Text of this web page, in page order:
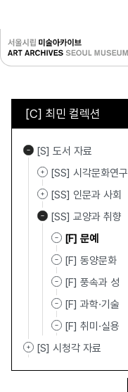
[C] 최민 컬렉션
[S] 도서 자료
[SS] 시각문화연구
[SS] 인문과 사회
[SS] 교양과 취향
[F] 문예
[F] 동양문화
[F] 풍속과 성
[F] 과학·기술
[F] 취미·실용
[S] 시청각 자료